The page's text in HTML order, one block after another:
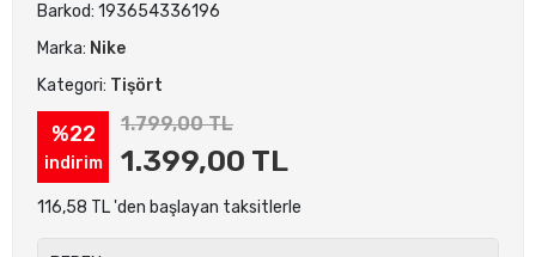
Barkod: 193654336196
Marka: Nike
Kategori: Tişört
%22
indirim
1.799,00 TL
1.399,00 TL
116,58 TL 'den başlayan taksitlerle